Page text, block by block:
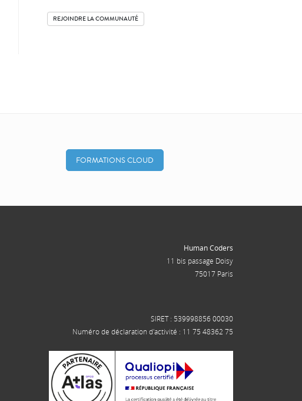
REJOINDRE LA COMMUNAUTÉ
FORMATIONS CLOUD
Human Coders
11 bis passage Doisy
75017 Paris
SIRET : 539998856 00030
Numéro de déclaration d'activité : 11 75 48362 75